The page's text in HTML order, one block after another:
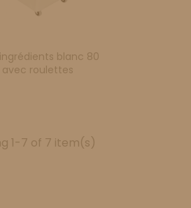
blanc 80
avec roulettes
1-7 of 7 item(s)